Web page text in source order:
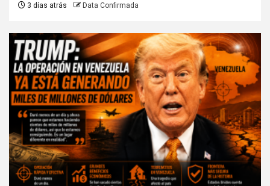
3 días atrás Data Confirmada